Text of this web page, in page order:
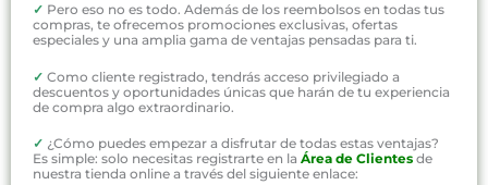
✓ Pero eso no es todo. Además de los reembolsos en todas tus
compras, te ofrecemos promociones exclusivas, ofertas
especiales y una amplia gama de ventajas pensadas para ti.
✓ Como cliente registrado, tendrás acceso privilegiado a
descuentos y oportunidades únicas que harán de tu experiencia
de compra algo extraordinario.
✓ ¿Cómo puedes empezar a disfrutar de todas estas ventajas?
Es simple: solo necesitas registrarte en la Área de Clientes de
nuestra tienda online a través del siguiente enlace: